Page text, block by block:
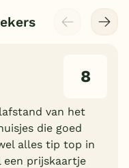
8
van het
die goed
alles tip top in
prijskaartje